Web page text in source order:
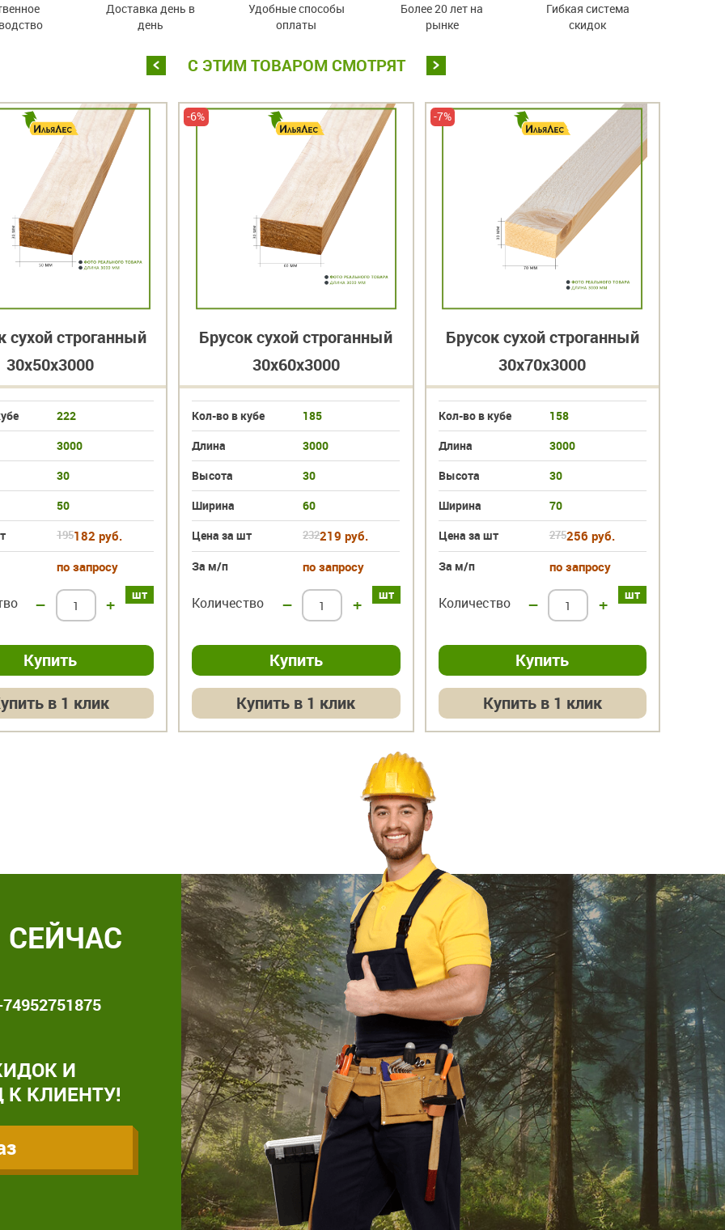
Доставка день в
день
Удобные способы
оплаты
Более 20 лет на
рынке
Гибкая система
скидок
С ЭТИМ ТОВАРОМ СМОТРЯТ
сухой строганный
30х50х3000
222
3000
30
50
195182 руб.
по запросу
шт
– +
в 1 клик
-6%
Брусок сухой строганный
30х60х3000
Кол-во в кубе
185
Длина
3000
Высота
30
Ширина
60
Цена за шт
232219 руб.
За м/п по запросу
шт
Количество – +
Купить в 1 клик
-7%
Брусок сухой строганный
30х70х3000
Кол-во в кубе
158
Длина
3000
Высота
30
Ширина
70
Цена за шт
275256 руб.
За м/п по запросу
шт
Количество – +
Купить в 1 клик
И
КЛИЕНТУ!